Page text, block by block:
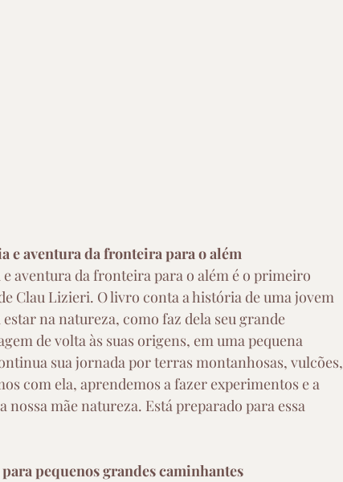
e aventura da fronteira para o além
aventura da fronteira para o além é o primeiro
Clau Lizieri. O livro conta a história de uma jovem
na natureza, como faz dela seu grande
de volta às suas origens, em uma pequena
sua jornada por terras montanhosas, vulcões,
com ela, aprendemos a fazer experimentos e a
mãe natureza. Está preparado para essa
pequenos grandes caminhantes